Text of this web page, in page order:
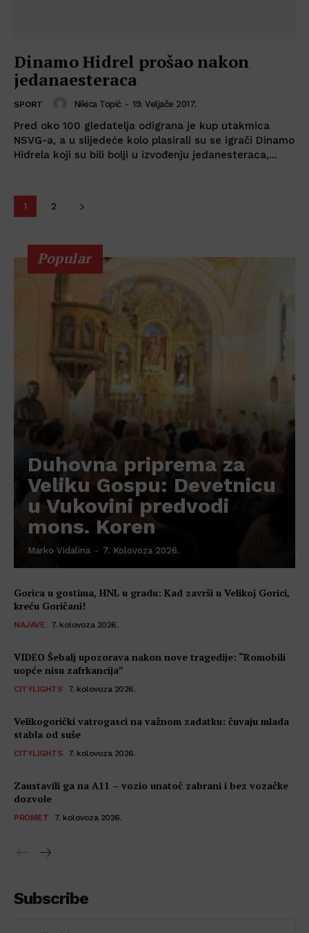
Dinamo Hidrel prošao nakon
jedanaesteraca
SPORT Nikica Topić - 19. Veljače 2017.
Pred oko 100 gledatelja odigrana je kup utakmica
NSVG-a, a u slijedeće kolo plasirali su se igrači Dinamo
Hidrela koji su bili bolji u izvođenju jedanesteraca,...
1 2
Popular
Duhovna priprema za
Veliku Gospu: Devetnicu
u Vukovini predvodi
mons. Koren
Marko Vidalina - 7. Kolovoza 2026.
Gorica u gostima, HNL u gradu: Kad završi u Velikoj Gorici,
kreću Goričani!
NAJAVE 7. kolovoza 2026.
VIDEO Šebalj upozorava nakon nove tragedije: “Romobili
uopće nisu zafrkancija”
CITYLIGHTS 7. kolovoza 2026.
Velikogorički vatrogasci na važnom zadatku: čuvaju mlada
stabla od suše
CITYLIGHTS 7. kolovoza 2026.
Zaustavili ga na A11 – vozio unatoč zabrani i bez vozačke
dozvole
PROMET 7. kolovoza 2026.
Subscribe